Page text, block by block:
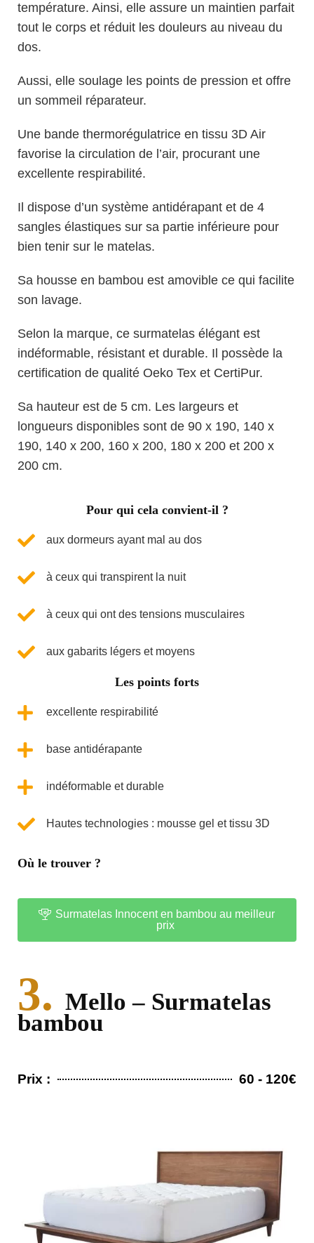
température. Ainsi, elle assure un maintien parfait
tout le corps et réduit les douleurs au niveau du
dos.
Aussi, elle soulage les points de pression et offre
un sommeil réparateur.
Une bande thermorégulatrice en tissu 3D Air
favorise la circulation de l’air, procurant une
excellente respirabilité.
Il dispose d’un système antidérapant et de 4
sangles élastiques sur sa partie inférieure pour
bien tenir sur le matelas.
Sa housse en bambou est amovible ce qui facilite
son lavage.
Selon la marque, ce surmatelas élégant est
indéformable, résistant et durable. Il possède la
certification de qualité Oeko Tex et CertiPur.
Sa hauteur est de 5 cm. Les largeurs et
longueurs disponibles sont de 90 x 190, 140 x
190, 140 x 200, 160 x 200, 180 x 200 et 200 x
200 cm.
Pour qui cela convient-il ?
aux dormeurs ayant mal au dos
à ceux qui transpirent la nuit
à ceux qui ont des tensions musculaires
aux gabarits légers et moyens
Les points forts
excellente respirabilité
base antidérapante
indéformable et durable
Hautes technologies : mousse gel et tissu 3D
Où le trouver ?
Surmatelas Innocent en bambou au meilleur
prix
3. Mello – Surmatelas
bambou
Prix : 60 - 120€